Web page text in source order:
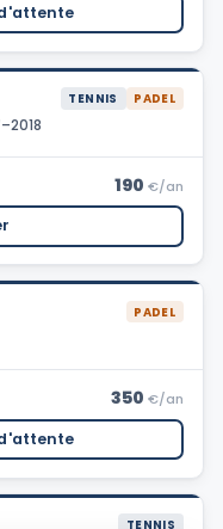
TENNIS PADEL
190 €/an
PADEL
350 €/an
TENNIS